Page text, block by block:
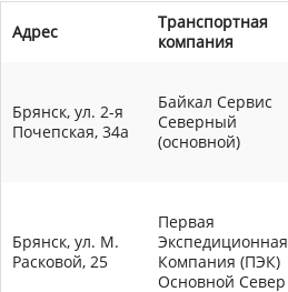
Адрес
Транспортная
компания
Брянск, ул. 2-я
Почепская, 34а
Байкал Сервис
Северный
(основной)
Брянск, ул. М.
Расковой, 25
Первая
Экспедиционная
Компания (ПЭК)
Основной Север